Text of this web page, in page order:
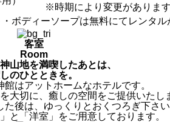
※時期により変更があります
ボディーソープは無料にてレンタル
客室
Room
山地を満喫したあとは、
のひとときを。
はアットホームなホテルです。
大切に、癒しの空間をご提供いたし
後は、ゆっくりとおくつろぎ下さい
と「洋室」をご用意しております。